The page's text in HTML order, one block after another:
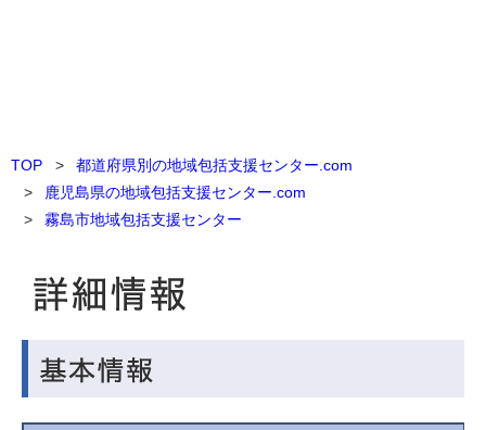
TOP
都道府県別の地域包括支援センター.com
鹿児島県の地域包括支援センター.com
霧島市地域包括支援センター